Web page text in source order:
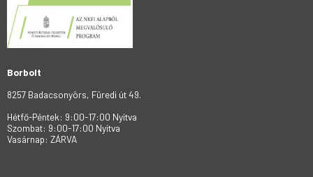
Borbolt
8257 Badacsonyörs, Füredi út 49.
Hétfő-Péntek: 9:00-17:00 Nyitva
Szombat: 9:00-17:00 Nyitva
Vasárnap: ZÁRVA